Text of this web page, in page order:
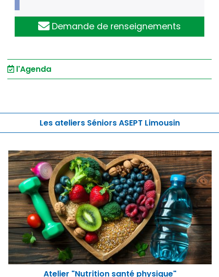
Demande de renseignements
l'Agenda
Les ateliers Séniors ASEPT Limousin
Atelier "Nutrition santé physique"